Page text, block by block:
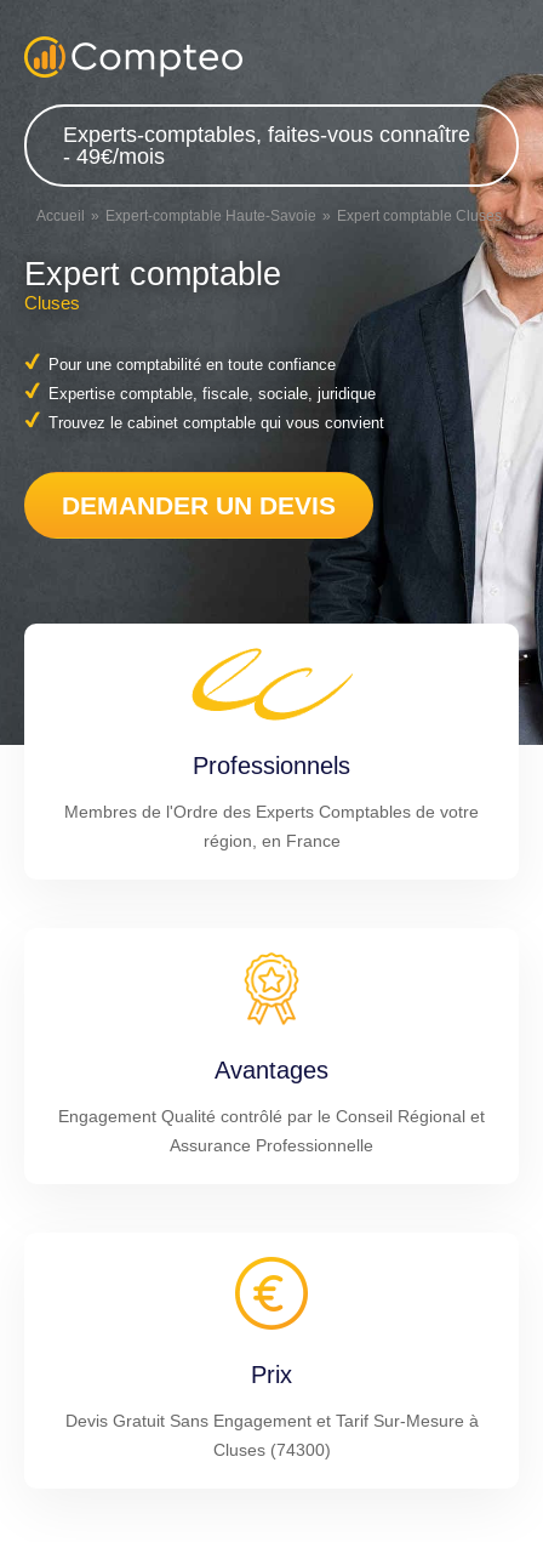
Experts-comptables, faites-vous connaître
- 49€/mois
Accueil Expert-comptable Haute-Savoie Expert comptable Cluses
Expert comptable
Cluses
Pour une comptabilité en toute confiance
Expertise comptable, fiscale, sociale, juridique
Trouvez le cabinet comptable qui vous convient
DEMANDER UN DEVIS
Professionnels
Membres de l'Ordre des Experts Comptables de votre
région, en France
Avantages
Engagement Qualité contrôlé par le Conseil Régional et
Assurance Professionnelle
Prix
Devis Gratuit Sans Engagement et Tarif Sur-Mesure à
Cluses (74300)